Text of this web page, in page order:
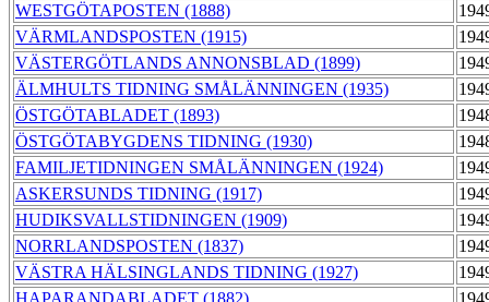
WESTGÖTAPOSTEN (1888)
VÄRMLANDSPOSTEN (1915)
VÄSTERGÖTLANDS ANNONSBLAD (1899)
ÄLMHULTS TIDNING SMÅLÄNNINGEN (1935)
ÖSTGÖTABLADET (1893)
ÖSTGÖTABYGDENS TIDNING (1930)
FAMILJETIDNINGEN SMÅLÄNNINGEN (1924)
ASKERSUNDS TIDNING (1917)
HUDIKSVALLSTIDNINGEN (1909)
NORRLANDSPOSTEN (1837)
VÄSTRA HÄLSINGLANDS TIDNING (1927)